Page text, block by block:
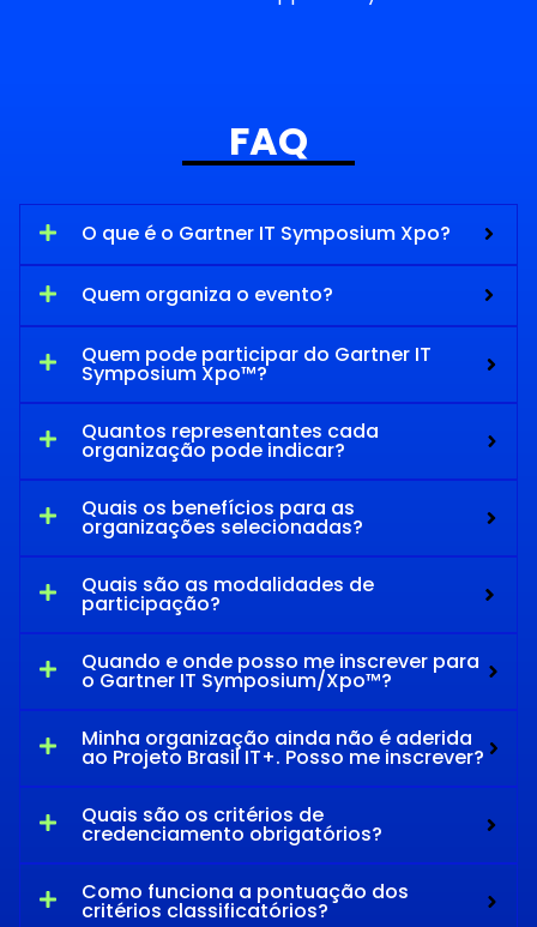
FAQ
O que é o Gartner IT Symposium Xpo?
Quem organiza o evento?
Quem pode participar do Gartner IT
Symposium Xpo™?
Quantos representantes cada
organização pode indicar?
Quais os benefícios para as
organizações selecionadas?
Quais são as modalidades de
participação?
Quando e onde posso me inscrever para
o Gartner IT Symposium/Xpo™?
Minha organização ainda não é aderida
ao Projeto Brasil IT+. Posso me inscrever?
Quais são os critérios de
credenciamento obrigatórios?
Como funciona a pontuação dos
critérios classificatórios?